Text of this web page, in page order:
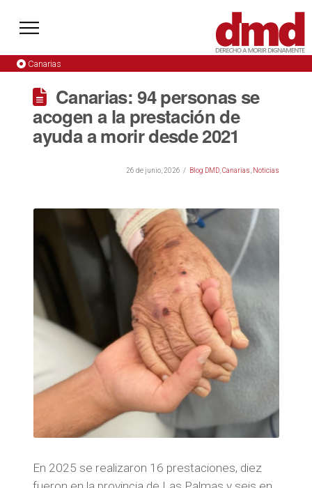
Canarias
Canarias: 94 personas se
acogen a la prestación de
ayuda a morir desde 2021
26 de junio, 2026 Blog DMD, Canarias Noticias
En 2025 se realizaron 16 prestaciones, diez